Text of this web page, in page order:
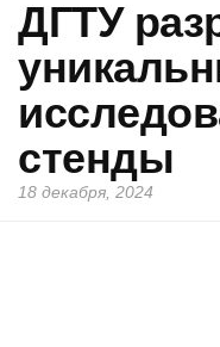
ДГТУ
стенды
18 декабря, 2024